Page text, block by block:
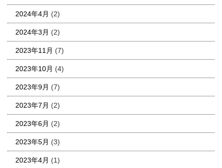
2024年4月 (2)
2024年3月 (2)
2023年11月 (7)
2023年10月 (4)
2023年9月 (7)
2023年7月 (2)
2023年6月 (2)
2023年5月 (3)
2023年4月 (1)